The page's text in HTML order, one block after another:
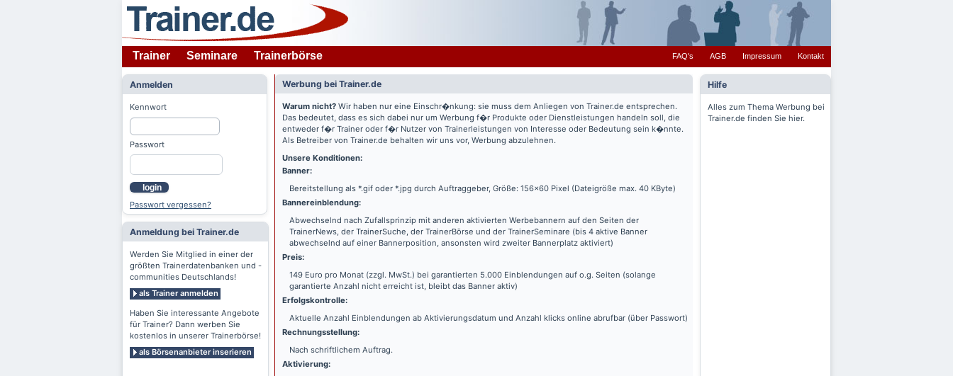
Trainer Seminare Trainerbörse FAQ's AGB Impressum Kontakt
Anmelden
Kennwort
Passwort
login
Passwort vergessen?
Anmeldung bei Trainer.de
Werden Sie Mitglied in einer der
größten Trainerdatenbanken und -
communities Deutschlands!
als Trainer anmelden
Haben Sie interessante Angebote
für Trainer? Dann werben Sie
kostenlos in unserer Trainerbörse!
als Börsenanbieter inserieren
Hilfe
Alles zum Thema Werbung bei
Trainer.de finden Sie hier.
Werbung bei Trainer.de
Warum nicht? Wir haben nur eine Einschr�nkung: sie muss dem Anliegen von Trainer.de entsprechen.
Das bedeutet, dass es sich dabei nur um Werbung f�r Produkte oder Dienstleistungen handeln soll, die
entweder f�r Trainer oder f�r Nutzer von Trainerleistungen von Interesse oder Bedeutung sein k�nnte.
Als Betreiber von Trainer.de behalten wir uns vor, Werbung abzulehnen.
Unsere Konditionen:
Banner:
Bereitstellung als *.gif oder *.jpg durch Auftraggeber, Größe: 156x60 Pixel (Dateigröße max. 40 KByte)
Bannereinblendung:
Abwechselnd nach Zufallsprinzip mit anderen aktivierten Werbebannern auf den Seiten der
TrainerNews, der TrainerSuche, der TrainerBörse und der TrainerSeminare (bis 4 aktive Banner
abwechselnd auf einer Bannerposition, ansonsten wird zweiter Bannerplatz aktiviert)
Preis:
149 Euro pro Monat (zzgl. MwSt.) bei garantierten 5.000 Einblendungen auf o.g. Seiten (solange
garantierte Anzahl nicht erreicht ist, bleibt das Banner aktiv)
Erfolgskontrolle:
Aktuelle Anzahl Einblendungen ab Aktivierungsdatum und Anzahl klicks online abrufbar (über Passwort)
Rechnungsstellung:
Nach schriftlichem Auftrag.
Aktivierung: